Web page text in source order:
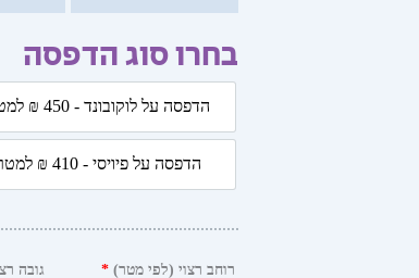
בחרו סוג הדפסה
הדפסה על לוקובונד - 450 ₪ למטר
הדפסה על פיויסי - 410 ₪ למטר
רוחב רצוי (לפי מטר) * גובה
כמות
אשרי
חוכי